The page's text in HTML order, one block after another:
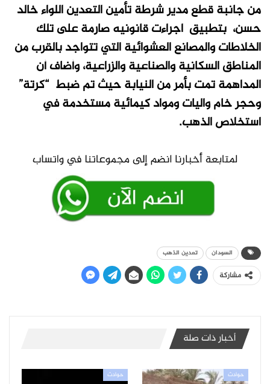
من جانبة قطع مدير شرطة تأمين التعدين اللواء خالد
حسن، بتطبيق اجراءت قانونيه صارمة على تلك
الخلاطات والمصانع العشوائية التي تتواجد بالقرب من
المناطق السكانية والصناعية والزراعية، وأضاف أن
المداهمة تمت بأمر من النيابة حيث تم ضبط “كرتة”
وحجر خام واليات ومواد كيمائية مستخدمة في
استخلاص الذهب.
السودان تعدين الذهب
مشاركة
أخبار ذات صلة
حوادث حوادث